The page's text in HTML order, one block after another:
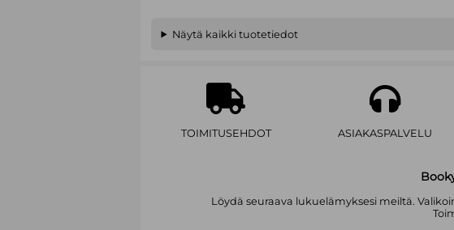
Näytä kaikki tuotetiedot
TOIMITUSEHDOT ASIAKASPALVELU
Löydä seuraava lukuelämyksesi meiltä.